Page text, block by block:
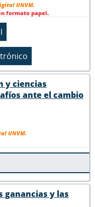
UNVM.
formato papel.
y ciencias
ante el cambio
UNVM.
ganancias y las